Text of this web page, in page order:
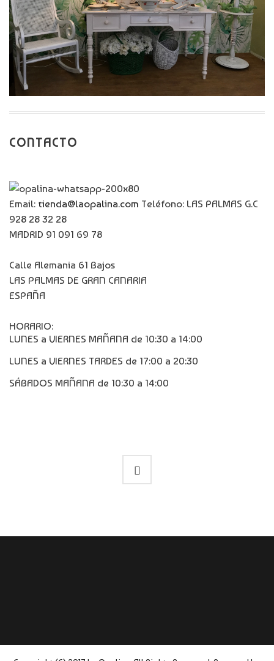
CONTACTO
Email: tienda@laopalina.com Teléfono: LAS PALMAS G.C
928 28 32 28
MADRID 91 091 69 78
Calle Alemania 61 Bajos
LAS PALMAS DE GRAN CANARIA
ESPAÑA
HORARIO:
LUNES a VIERNES MAÑANA de 10:30 a 14:00
LUNES a VIERNES TARDES de 17:00 a 20:30
SÁBADOS MAÑANA de 10:30 a 14:00